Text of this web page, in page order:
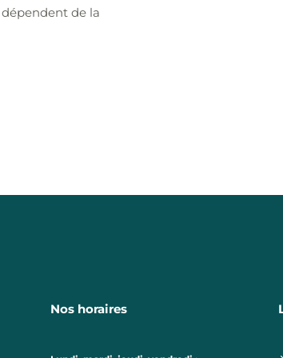
dépendent de la
Nos horaires